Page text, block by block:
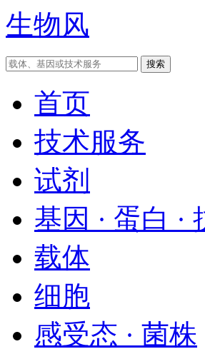
生物风
首页
技术服务
试剂
基因 · 蛋白 ·
载体
细胞
感受态 · 菌株